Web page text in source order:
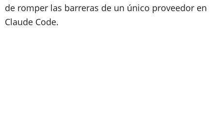
de romper las barreras de un único proveedor en
Claude Code.